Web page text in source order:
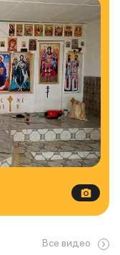
Все видео